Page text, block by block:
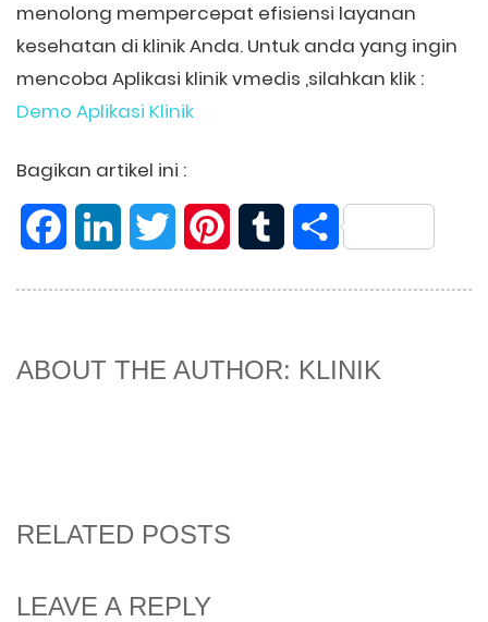
menolong mempercepat efisiensi layanan
kesehatan di klinik Anda. Untuk anda yang ingin
mencoba Aplikasi klinik vmedis ,silahkan klik :
Demo Aplikasi Klinik
Bagikan artikel ini :
FacebookLinkedIn Twitter PinterestTumblrShare
ABOUT THE AUTHOR: KLINIK
RELATED POSTS
LEAVE A REPLY